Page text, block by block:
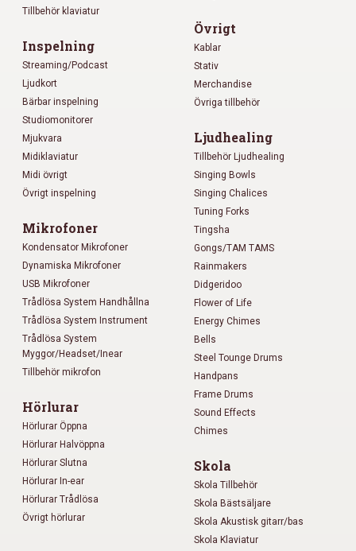
Tillbehör klaviatur
Inspelning
Streaming/Podcast
Ljudkort
Bärbar inspelning
Studiomonitorer
Mjukvara
Midiklaviatur
Midi övrigt
Övrigt inspelning
Mikrofoner
Kondensator Mikrofoner
Dynamiska Mikrofoner
USB Mikrofoner
Trådlösa System Handhållna
Trådlösa System Instrument
Trådlösa System
Myggor/Headset/Inear
Tillbehör mikrofon
Hörlurar
Hörlurar Öppna
Hörlurar Halvöppna
Hörlurar Slutna
Hörlurar In-ear
Hörlurar Trådlösa
Övrigt hörlurar
Övrigt
Kablar
Stativ
Merchandise
Övriga tillbehör
Ljudhealing
Tillbehör Ljudhealing
Singing Bowls
Singing Chalices
Tuning Forks
Tingsha
Gongs/TAM TAMS
Rainmakers
Didgeridoo
Flower of Life
Energy Chimes
Bells
Steel Tounge Drums
Handpans
Frame Drums
Sound Effects
Chimes
Skola
Skola Tillbehör
Skola Bästsäljare
Skola Akustisk gitarr/bas
Skola Klaviatur